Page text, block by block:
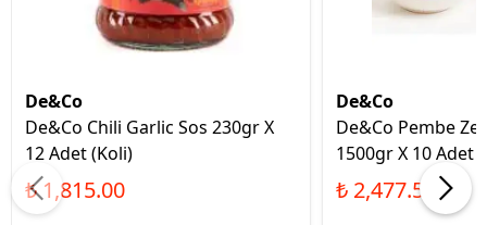
De&Co
De&Co Chili Garlic Sos 230gr X
12 Adet (Koli)
₺ 1,815.00
De&Co
De&Co Pembe
1500gr X 10 Adet
₺ 2,477.53